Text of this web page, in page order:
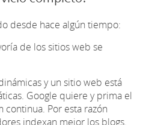
desde hace algún tiempo:
de los sitios web se
y un sitio web está
Google quiere y prima el
continua. Por esta razón
indexan mejor los blogs.